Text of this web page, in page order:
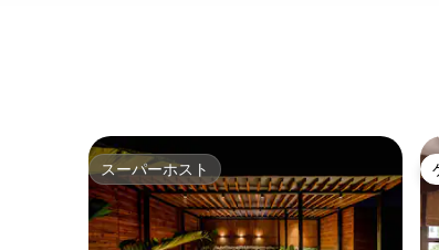
スーパーホスト
スーパーホスト